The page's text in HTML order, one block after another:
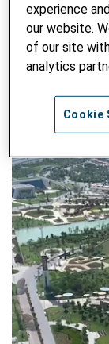
BLOG
Suchbegriff
experience
our website.
of our site
analytics
Cookie